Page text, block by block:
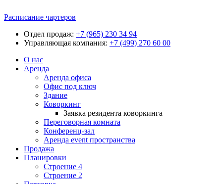
Расписание чартеров
Отдел продаж: +7 (965) 230 34 94
Управляющая компания: +7 (499) 270 60 00
О нас
Аренда
Аренда офиса
Офис под ключ
Здание
Коворкинг
Заявка резидента коворкинга
Переговорная комната
Конференц-зал
Аренда event пространства
Продажа
Планировки
Строение 4
Строение 2